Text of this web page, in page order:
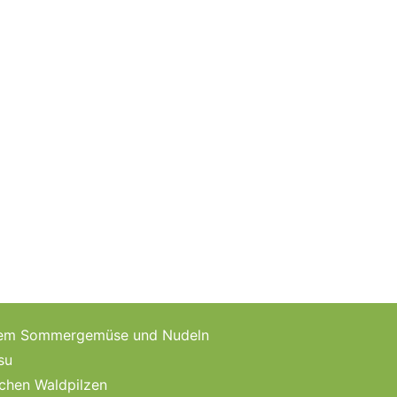
Sommergemüse und Nudeln
Waldpilzen